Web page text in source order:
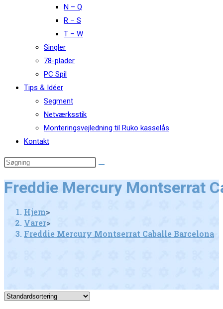
N – Q
R – S
T – W
Singler
78-plader
PC Spil
Tips & Idéer
Segment
Netværksstik
Monteringsvejledning til Ruko kasselås
Kontakt
Freddie Mercury Montserrat
Hjem>
Varer>
Freddie Mercury Montserrat Caballe Barcelona